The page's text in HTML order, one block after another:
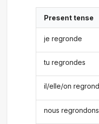
Present tense
je regronde
tu regrondes
il/elle/on
nous regrondons